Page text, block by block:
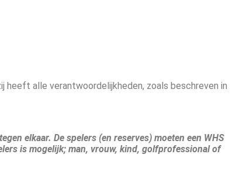
heeft alle verantwoordelijkheden, zoals beschreven in
elkaar. De spelers (en reserves) moeten een WHS
is mogelijk; man, vrouw, kind, golfprofessional of